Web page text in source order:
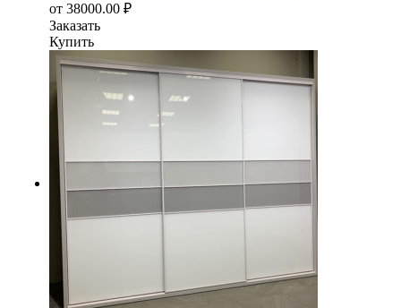
от 38000.00 ₽
Заказать
Купить